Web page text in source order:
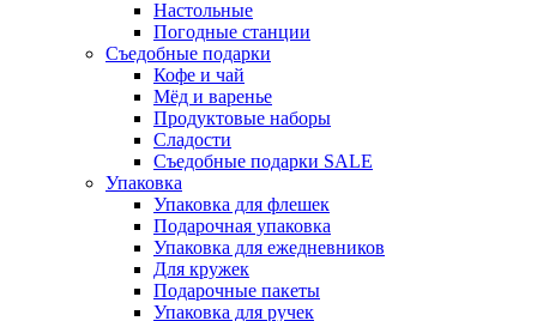
Настольные
Погодные станции
Съедобные подарки
Кофе и чай
Мёд и варенье
Продуктовые наборы
Сладости
Съедобные подарки SALE
Упаковка
Упаковка для флешек
Подарочная упаковка
Упаковка для ежедневников
Для кружек
Подарочные пакеты
Упаковка для ручек